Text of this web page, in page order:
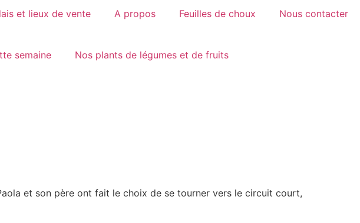
et lieux de vente A propos Feuilles de choux Nous contacter
semaine Nos plants de légumes et de fruits
et son père ont fait le choix de se tourner vers le circuit court,